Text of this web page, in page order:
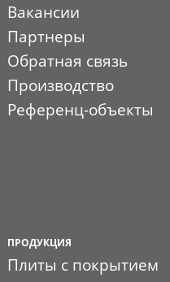
Вакансии
Партнеры
Обратная связь
Производство
Референц-объекты
ПРОДУКЦИЯ
Плиты с покрытием